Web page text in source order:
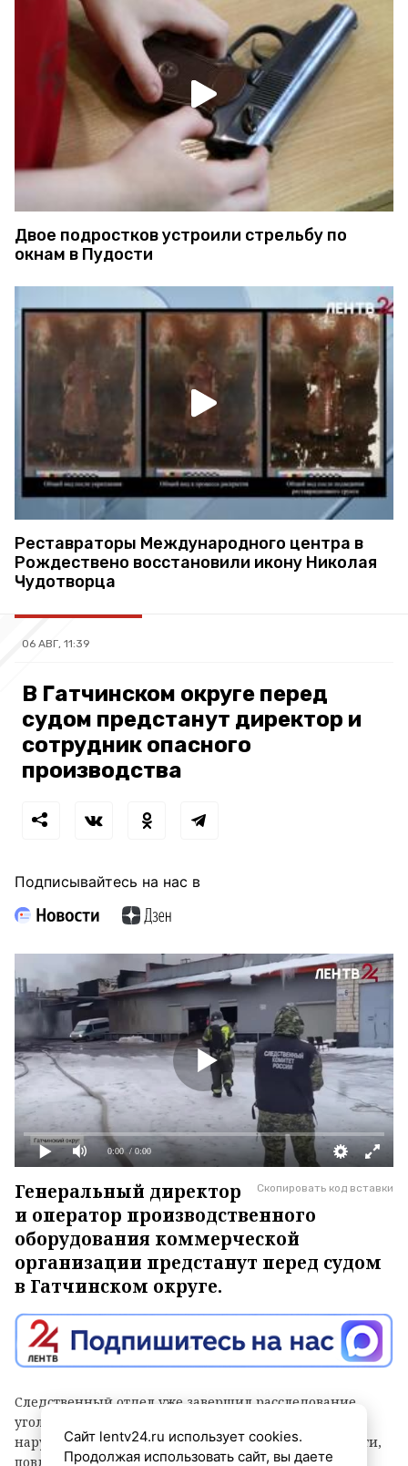
Двое подростков устроили стрельбу по
окнам в Пудости
Реставраторы Международного центра в
Рождествено восстановили икону Николая
Чудотворца
06 АВГ, 11:39
В Гатчинском округе перед
судом предстанут директор и
сотрудник опасного
производства
Подписывайтесь на нас в
0:00 / 0:00
Скопировать код вставки
Генеральный директор
и оператор производственного
оборудования коммерческой
организации предстанут перед судом
в Гатчинском округе.
Следственный отдел уже завершил расследование
уголовного дела. Подозреваемые обвиняются в
нарушении требований промышленной безопасности,
повлёкшем причинение крупного ущерба.
Сайт lentv24.ru использует cookies.
Продолжая использовать сайт, вы даете